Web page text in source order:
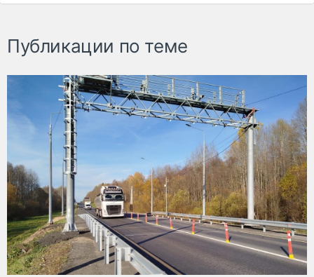
Публикации по теме